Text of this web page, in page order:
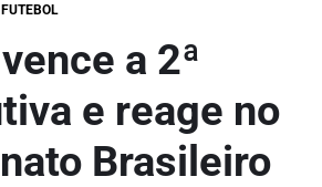
FUTEBOL
a 2ª
e reage no
Brasileiro